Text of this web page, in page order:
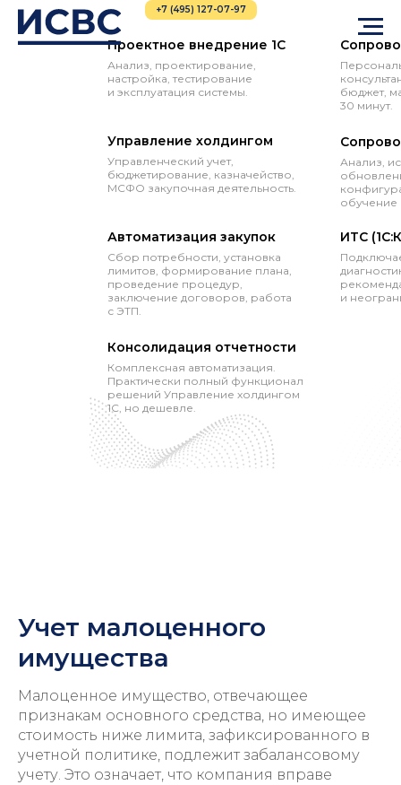
+7 (495) 127-07-97
Проектное внедрение 1С
ИТС
Анализ, проектирование,
настройка, тестирование
и эксплуатация системы.
и
Управление холдингом
Управленческий учет,
бюджетирование, казначейство,
МСФО закупочная деятельность.
бюджет,
30 минут.
Автоматизация закупок
Сбор потребности, установка
лимитов, формирование плана,
проведение процедур,
заключение договоров, работа
с ЭТП.
Анализ,
обучение
Консолидация отчетности
Комплексная автоматизация.
Практически полный функционал
решений Управление холдингом
1С, но дешевле.
Учет малоценного
имущества
Малоценное имущество, отвечающее
признакам основного средства, но имеющее
стоимость ниже лимита, зафиксированного в
учетной политике, подлежит забалансовому
учету. Это означает, что компания вправе